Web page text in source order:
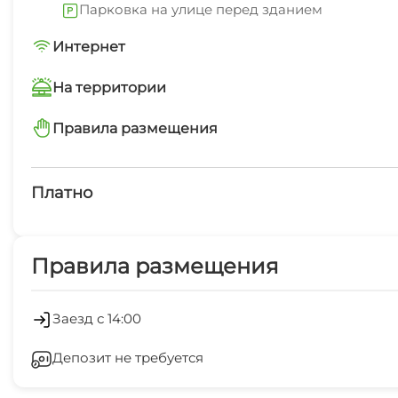
С 1 июня по 15 сентября - бронирование не менее,
Парковка на улице перед зданием
Интернет
Wi-Fi интернет на всей территории
На территории
Интернет Wi-Fi
Дети любого возраста
Правила размещения
минимальный заезд от 2 суток
Платно
Холодильник
Отопление
Гладильные принадлежности
Правила размещения
Заезд с 14:00
Депозит не требуется